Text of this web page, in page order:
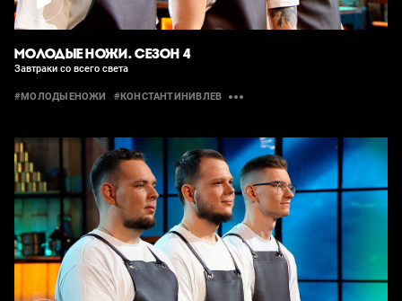
МОЛОДЫЕ НОЖИ. СЕЗОН 4
Завтраки со всего света
#МОЛОДЫЕНОЖИ #КОНСТАНТИНИВЛЕВ